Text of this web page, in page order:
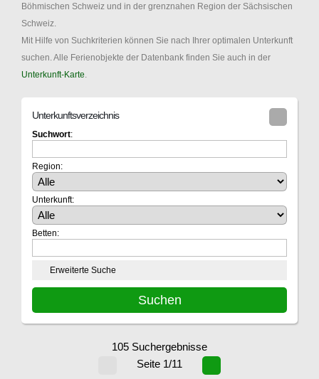
Böhmischen Schweiz und in der grenznahen Region der Sächsischen
Schweiz.
Mit Hilfe von Suchkriterien können Sie nach Ihrer optimalen Unterkunft
suchen. Alle Ferienobjekte der Datenbank finden Sie auch in der
Unterkunft-Karte
Unterkunftsverzeichnis
Suchwort:
Region:
Unterkunft:
Betten:
Erweiterte Suche
105 Suchergebnisse
Seite 1/11